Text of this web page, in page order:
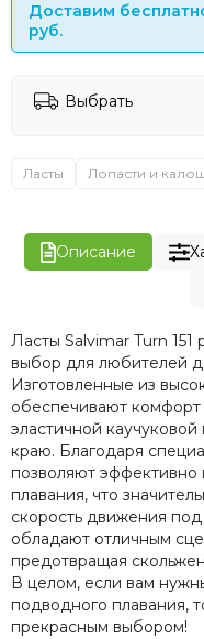
Доставим
руб.
Выбрать
Ласты Лопасти и
Описание
Ласты Salvimar Turn 151
выбор для любителей
Изготовленные из
обеспечивают
эластичной
краю. Благодаря
позволяют эффективно
плавания, что
скорость движения
обладают отличным
предотвращая
В целом, если вам
подводного плавания,
прекрасным выбором!